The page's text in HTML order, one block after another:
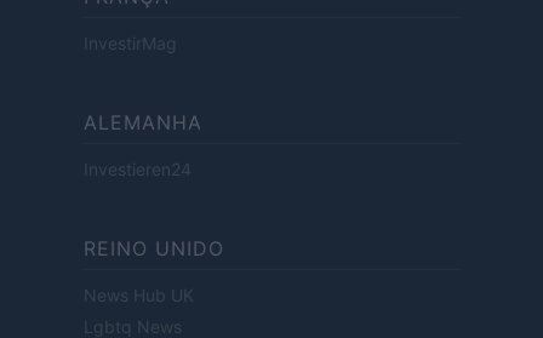
InvestirMag
ALEMANHA
Investieren24
REINO UNIDO
News Hub UK
Lgbtq News